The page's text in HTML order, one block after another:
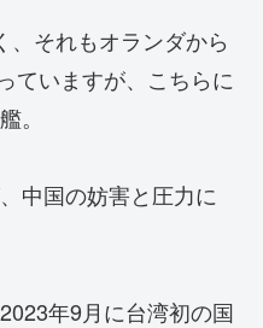
、それもオランダから
ていますが、こちらに
。
中国の妨害と圧力に
年9月に台湾初の国